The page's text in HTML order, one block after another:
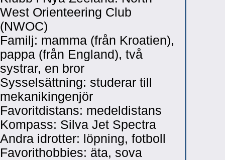
West Orienteering Club
(NWOC)
Familj: mamma (från Kroatien),
pappa (från England), två
systrar, en bror
Sysselsättning: studerar till
mekanikingenjör
Favoritdistans: medeldistans
Kompass: Silva Jet Spectra
Andra idrotter: löpning, fotboll
Favorithobbies: äta, sova